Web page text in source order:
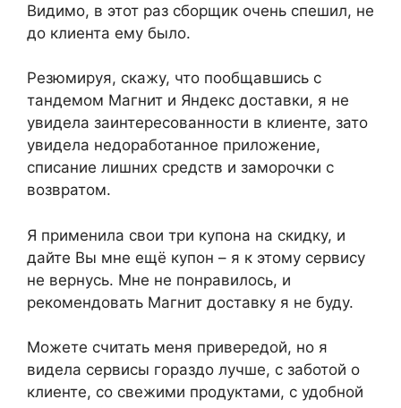
Видимо, в этот раз сборщик очень спешил, не
до клиента ему было.
Резюмируя, скажу, что пообщавшись с
тандемом Магнит и Яндекс доставки, я не
увидела заинтересованности в клиенте, зато
увидела недоработанное приложение,
списание лишних средств и заморочки с
возвратом.
Я применила свои три купона на скидку, и
дайте Вы мне ещё купон – я к этому сервису
не вернусь. Мне не понравилось, и
рекомендовать Магнит доставку я не буду.
Можете считать меня привередой, но я
видела сервисы гораздо лучше, с заботой о
клиенте, со свежими продуктами, с удобной